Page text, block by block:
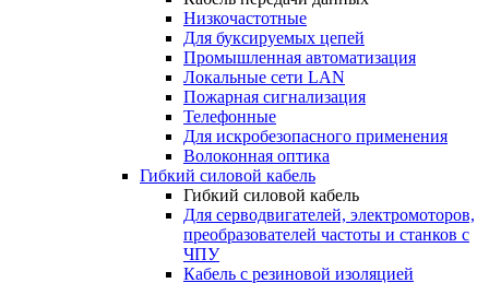
Низкочастотные
Для буксируемых цепей
Промышленная автоматизация
Локальные сети LAN
Пожарная сигнализация
Телефонные
Для искробезопасного применения
Волоконная оптика
Гибкий силовой кабель
Гибкий силовой кабель
Для серводвигателей, электромоторов,
преобразователей частоты и станков с
ЧПУ
Кабель с резиновой изоляцией